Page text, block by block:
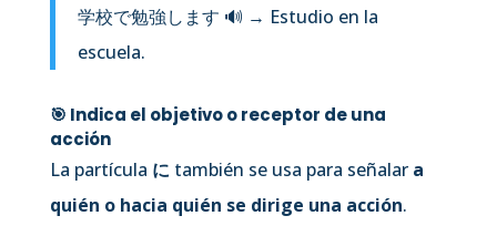
学校で勉強します 🔊 → Estudio en la
escuela.
🎯 Indica el objetivo o receptor de una
acción
La partícula に también se usa para señalar a
quién o hacia quién se dirige una acción.